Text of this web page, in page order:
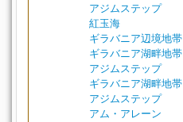
アジムステップ
紅玉海
ギラバニア辺境地帯
ギラバニア湖畔地帯
アジムステップ
ギラバニア湖畔地帯
アジムステップ
アム・アレーン